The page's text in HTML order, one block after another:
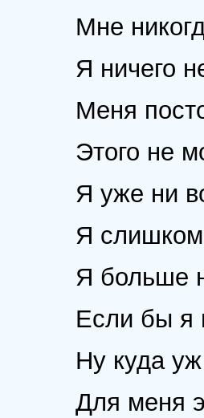
Мне
Я ничего
Меня
Этого не
Я уже ни
Я слишком
Я больше
Если бы я
Ну куда
Для меня